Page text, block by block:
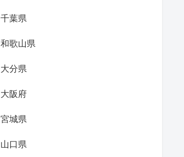
千葉県
和歌山県
大分県
大阪府
宮城県
山口県